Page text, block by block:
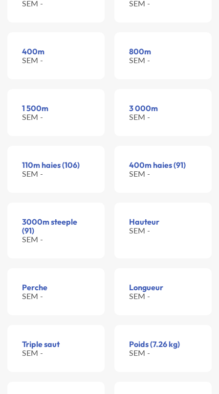
SEM - SEM -
400m
SEM -
800m
SEM -
1 500m
SEM -
3 000m
SEM -
110m haies (106)
SEM -
400m haies (91)
SEM -
3000m steeple
(91)
SEM -
Hauteur
SEM -
Perche
SEM -
Longueur
SEM -
Triple saut
SEM -
Poids (7.26 kg)
SEM -